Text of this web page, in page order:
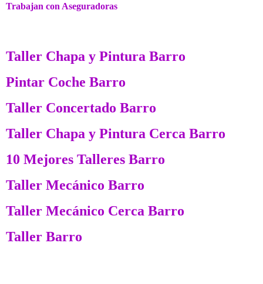
Trabajan con Aseguradoras
Taller Chapa y Pintura Barro
Pintar Coche Barro
Taller Concertado Barro
Taller Chapa y Pintura Cerca Barro
10 Mejores Talleres Barro
Taller Mecánico Barro
Taller Mecánico Cerca Barro
Taller Barro